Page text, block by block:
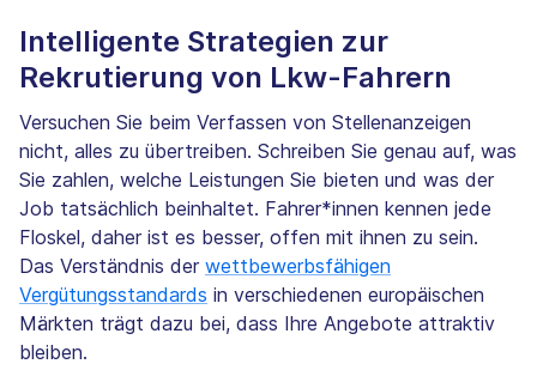
Intelligente Strategien zur
Rekrutierung von Lkw-Fahrern
Versuchen Sie beim Verfassen von Stellenanzeigen
nicht, alles zu übertreiben. Schreiben Sie genau auf, was
Sie zahlen, welche Leistungen Sie bieten und was der
Job tatsächlich beinhaltet. Fahrer*innen kennen jede
Floskel, daher ist es besser, offen mit ihnen zu sein.
Das Verständnis der wettbewerbsfähigen
Vergütungsstandards in verschiedenen europäischen
Märkten trägt dazu bei, dass Ihre Angebote attraktiv
bleiben.